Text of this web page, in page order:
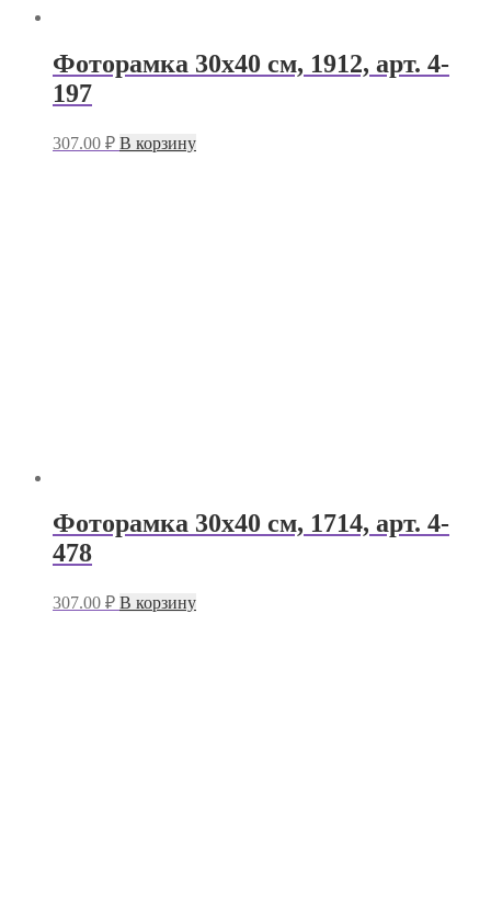
Фоторамка 30х40 см, 1912, арт. 4-
197
307.00 ₽ В корзину
Фоторамка 30х40 см, 1714, арт. 4-
478
307.00 ₽ В корзину